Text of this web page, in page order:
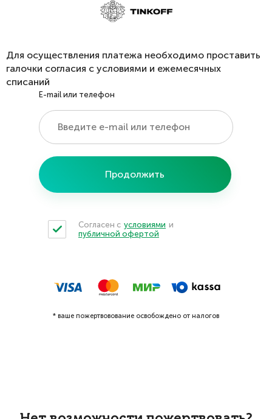
Для осуществления платежа необходимо проставить
галочки согласия с условиями и ежемесячных
списаний
E-mail или телефон
Продолжить
Согласен с условиями и
публичной офертой
* ваше пожертвовование освобождено от налогов